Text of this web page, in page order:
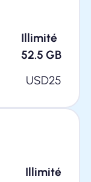
Illimité
52.5 GB
USD25
Illimité